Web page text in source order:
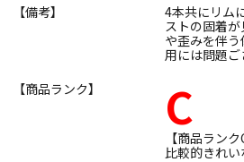
【備考】
4本共にリム
ストの固着
や歪みを伴
用には問題ご
【商品ランク】
C
【商品ラン
比較的きれ